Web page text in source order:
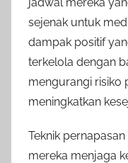
sejenak untuk
dampak positif
terkelola dengan
mengurangi risiko
meningkatkan
Teknik
mereka menjaga